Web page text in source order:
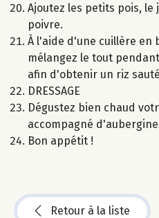
Ajoutez les petits pois, le
poivre.
À l'aide d'une cuillère en
mélangez le tout
afin d'obtenir un riz
DRESSAGE
Dégustez bien chaud
accompagné
Bon appétit !
Retour à la liste